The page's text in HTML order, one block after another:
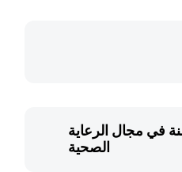
مجال الرعاية
الصحية